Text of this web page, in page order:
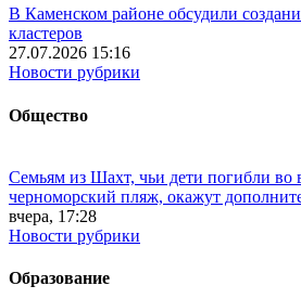
В Каменском районе обсудили
кластеров
27.07.2026 15:16
Новости рубрики
Общество
Семьям из Шахт, чьи дети погибли во
черноморский пляж, окажут
вчера, 17:28
Новости рубрики
Образование